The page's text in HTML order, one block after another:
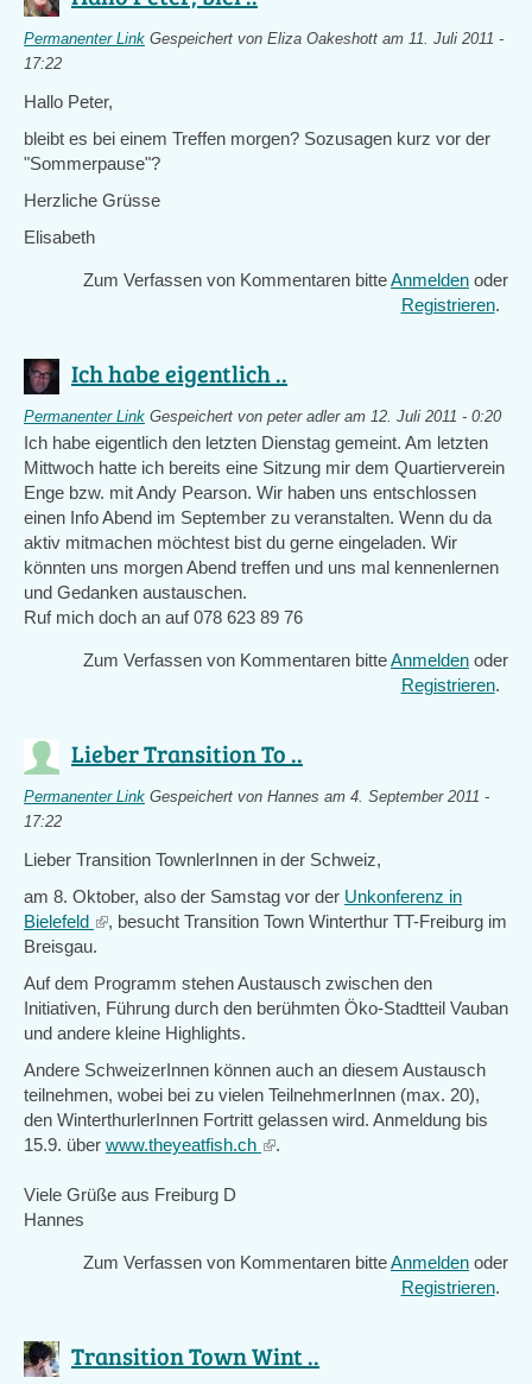
Permanenter Link Gespeichert von Eliza Oakeshott am 11. Juli 2011 -
17:22
Hallo Peter,
bleibt es bei einem Treffen morgen? Sozusagen kurz vor der
"Sommerpause"?
Herzliche Grüsse
Elisabeth
Zum Verfassen von Kommentaren bitteAnmelden oder
Registrieren.
Ich habe eigentlich ..
Permanenter Link Gespeichert von peter adleram 12. Juli 2011 - 0:20
Ich habe eigentlich den letzten Dienstag gemeint. Am letzten
Mittwoch hatte ich bereits eine Sitzung mir dem Quartierverein
Enge bzw. mit Andy Pearson. Wir haben uns entschlossen
einen Info Abend im September zu veranstalten. Wenn du da
aktiv mitmachen möchtest bist du gerne eingeladen. Wir
könnten uns morgen Abend treffen und uns mal kennenlernen
und Gedanken austauschen.
Ruf mich doch an auf 078 623 89 76
Zum Verfassen von Kommentaren bitteAnmelden oder
Registrieren.
Lieber Transition To ..
Permanenter Link Gespeichert von Hannes am 4. September 2011 -
17:22
Lieber Transition TownlerInnen in der Schweiz,
am 8. Oktober, also der Samstag vor der Unkonferenz in
Bielefeld (link
is
, besucht Transition Town Winterthur TT-Freiburg im
Breisgau.
Auf dem Programm stehen Austausch zwischen den
Initiativen, Führung durch den berühmten Öko-Stadtteil Vauban
und andere kleine Highlights.
Andere SchweizerInnen können auch an diesem Austausch
teilnehmen, wobei bei zu vielen TeilnehmerInnen (max. 20),
den WinterthurlerInnen Fortritt gelassen wird. Anmeldung bis
15.9. über www.theyeatfish.ch (link
.
Viele Grüße aus Freiburg D
Hannes
Zum Verfassen von Kommentaren bitteAnmelden oder
Registrieren.
Transition Town Wint ..